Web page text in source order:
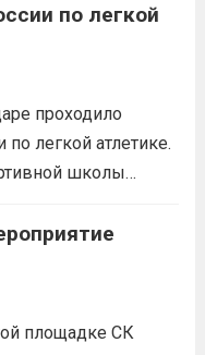
— мастером
спорт для
исключительно
по легкой
проходило
легкой атлетике.
школы
3000 м. с
Подготовил
преподаватель
площадке СК